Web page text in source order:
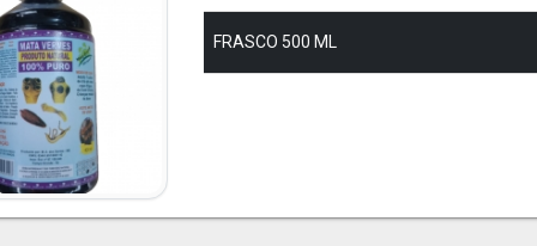
FRASCO 500 ML